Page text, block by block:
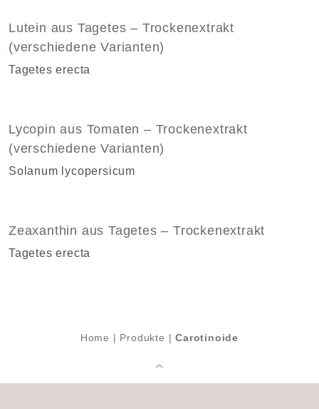
Lutein aus Tagetes – Trockenextrakt
(verschiedene Varianten)
Tagetes erecta
Lycopin aus Tomaten – Trockenextrakt
(verschiedene Varianten)
Solanum lycopersicum
Zeaxanthin aus Tagetes – Trockenextrakt
Tagetes erecta
Home | Produkte |Carotinoide